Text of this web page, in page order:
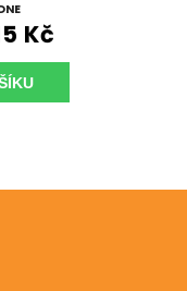
Kč